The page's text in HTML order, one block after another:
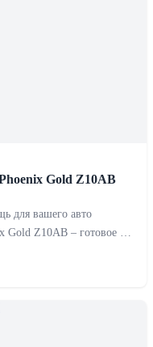
Gold Z10AB
для вашего авто
Gold Z10AB – готовое …